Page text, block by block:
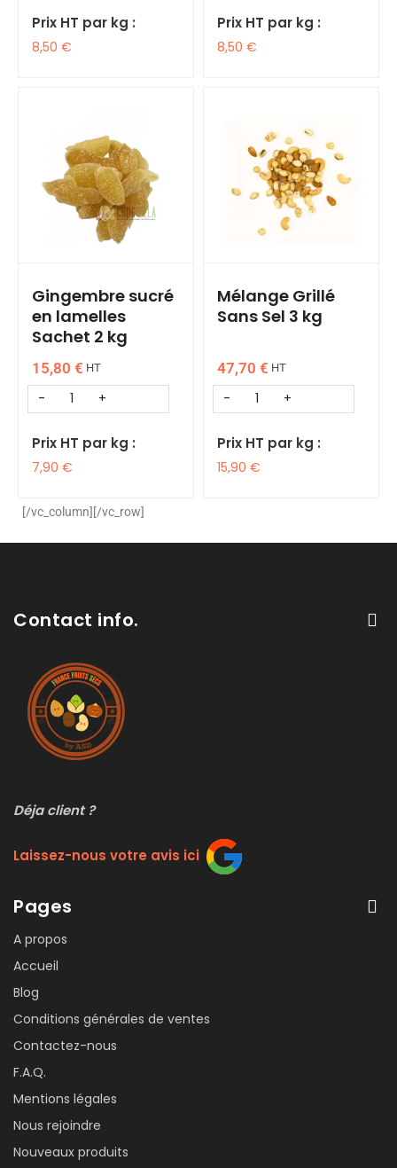
Prix HT par kg :
8,50 €
Prix HT par kg :
8,50 €
Gingembre sucré
en lamelles
Sachet 2 kg
15,80 € HT
Prix HT par kg :
7,90 €
Mélange Grillé
Sans Sel 3 kg
47,70 € HT
Prix HT par kg :
15,90 €
[/vc_column][/vc_row]
Contact info.
Déja client ?
Laissez-nous votre avis ici
Pages
A propos
Accueil
Blog
Conditions générales de ventes
Contactez-nous
F.A.Q.
Mentions légales
Nous rejoindre
Nouveaux produits